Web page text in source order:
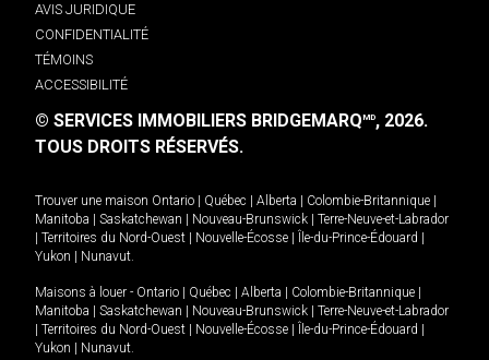
AVIS JURIDIQUE
CONFIDENTIALITÉ
TÉMOINS
ACCESSIBILITÉ
© SERVICES IMMOBILIERS BRIDGEMARQMD, 2026.
TOUS DROITS RÉSERVÉS.
Trouver une maison Ontario Québec Alberta Colombie-Britannique
Manitoba
Saskatchewan Nouveau-Brunswick
Terre-Neuve-et-Labrador
Territoires du Nord-Ouest Nouvelle-Écosse Île-du-Prince-Édouard
Yukon
Nunavut.
Maisons à louer - Ontario Québec Alberta Colombie-Britannique
Manitoba
Saskatchewan Nouveau-Brunswick
Terre-Neuve-et-Labrador
Territoires du Nord-Ouest Nouvelle-Écosse Île-du-Prince-Édouard
Yukon
Nunavut.